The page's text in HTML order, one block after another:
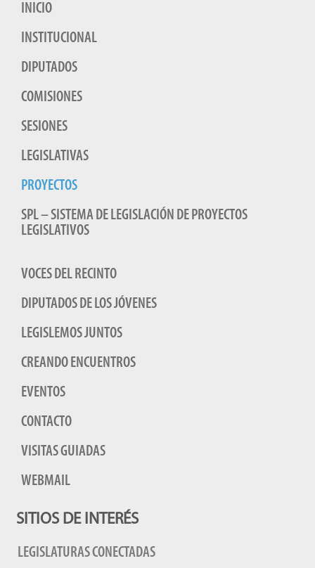
INICIO
INSTITUCIONAL
DIPUTADOS
COMISIONES
SESIONES
LEGISLATIVAS
PROYECTOS
SPL – SISTEMA DE LEGISLACIÓN DE PROYECTOS
LEGISLATIVOS
VOCES DEL RECINTO
DIPUTADOS DE LOS JÓVENES
LEGISLEMOS JUNTOS
CREANDO ENCUENTROS
EVENTOS
CONTACTO
VISITAS GUIADAS
WEBMAIL
SITIOS DE INTERÉS
LEGISLATURAS CONECTADAS